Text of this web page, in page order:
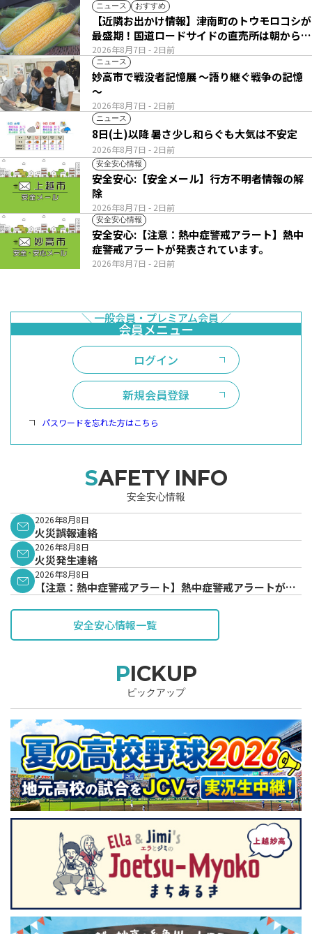
ニュース おすすめ
2026年8月7日 - 2日前
【近隣お出かけ情報】津南町のトウモロコシが
最盛期！国道ロードサイドの直売所は朝から長
い列
ニュース
2026年8月7日 - 2日前
妙高市で戦没者記憶展 ～語り継ぐ戦争の記憶
～
ニュース
2026年8月7日 - 2日前
8日(土)以降 暑さ少し和らぐも大気は不安定
安全安心情報
2026年8月7日 - 2日前
安全安心:【安全メール】行方不明者情報の解
除
安全安心情報
2026年8月7日 - 2日前
安全安心:【注意：熱中症警戒アラート】熱中
症警戒アラートが発表されています。
ログイン
新規会員登録
パスワードを忘れた方はこちら
SAFETY INFO
安全安心情報
2026年8月8日
火災誤報連絡
2026年8月8日
火災発生連絡
2026年8月8日
【注意：熱中症警戒アラート】熱中症警戒アラートが発
安全安心情報一覧
PICKUP
ピックアップ